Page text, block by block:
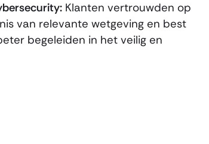
Klanten vertrouwden op
van relevante wetgeving en best
begeleiden in het veilig en